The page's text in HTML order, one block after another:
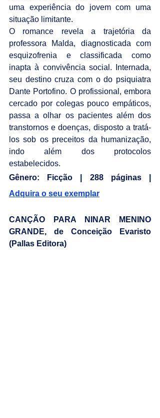
uma experiência do jovem com uma
situação limitante.
O romance revela a trajetória da
professora Malda, diagnosticada com
esquizofrenia e classificada como
inapta à convivência social. Internada,
seu destino cruza com o do psiquiatra
Dante Portofino. O profissional, embora
cercado por colegas pouco empáticos,
passa a olhar os pacientes além dos
transtornos e doenças, disposto a tratá-
los sob os preceitos da humanização,
indo além dos protocolos
estabelecidos.
Adquira o seu exemplar
CANÇÃO PARA NINAR MENINO
GRANDE, de Conceição Evaristo
(Pallas Editora)